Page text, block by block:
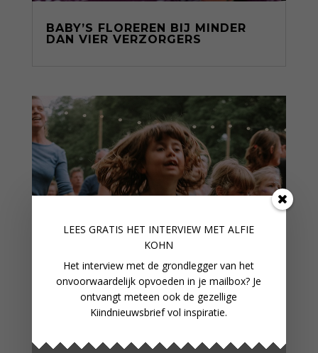
BABY’S FLOREREN BIJ MINDER
DAN VIER VERZORGERS
LEES GRATIS HET INTERVIEW MET ALFIE
KOHN
Het interview met de grondlegger van het
onvoorwaardelijk opvoeden in je mailbox? Je
ontvangt meteen ook de gezellige
Kiindnieuwsbrief vol inspiratie.